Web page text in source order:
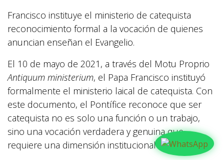
Francisco instituye el ministerio de catequista
reconocimiento formal a la vocación de quienes
anuncian enseñan el Evangelio.
El 10 de mayo de 2021, a través del Motu Proprio
Antiquum ministerium, el Papa Francisco instituyó
formalmente el ministerio laical de catequista. Con
este documento, el Pontífice reconoce que ser
catequista no es solo una función o un trabajo,
sino una vocación verdadera y genuina que
requiere una dimensión institucional en la Iglesia.